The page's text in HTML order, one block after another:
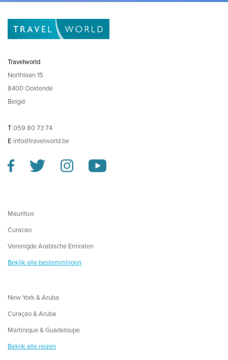
Travelworld
Northlaan 15
8400 Oostende
België
T 059 80 73 74
E info@travelworld.be
Mauritius
Curacao
Verenigde Arabische Emiraten
Bekijk alle bestemmingen
New York & Aruba
Curaçao & Aruba
Martinique & Guadeloupe
Bekijk alle reizen